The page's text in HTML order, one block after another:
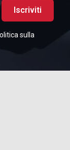
Iscriviti
sulla